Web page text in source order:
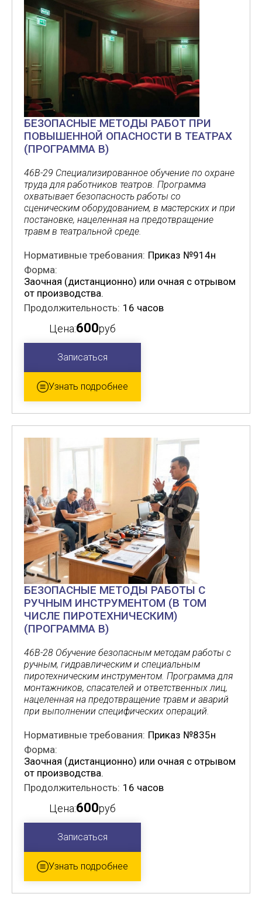
БЕЗОПАСНЫЕ МЕТОДЫ РАБОТ ПРИ
ПОВЫШЕННОЙ ОПАСНОСТИ В ТЕАТРАХ
(ПРОГРАММА В)
46В-29 Специализированное обучение по охране
труда для работников театров. Программа
охватывает безопасность работы со
сценическим оборудованием, в мастерских и при
постановке, нацеленная на предотвращение
травм в театральной среде.
Нормативные требования: Приказ №914н
Форма:
Заочная (дистанционно) или очная с отрывом
от производства.
Продолжительность: 16 часов
Цена:600руб
Записаться
Узнать подробнее
БЕЗОПАСНЫЕ МЕТОДЫ РАБОТЫ С
РУЧНЫМ ИНСТРУМЕНТОМ (В ТОМ
ЧИСЛЕ ПИРОТЕХНИЧЕСКИМ)
(ПРОГРАММА В)
46В-28 Обучение безопасным методам работы с
ручным, гидравлическим и специальным
пиротехническим инструментом. Программа для
монтажников, спасателей и ответственных лиц,
нацеленная на предотвращение травм и аварий
при выполнении специфических операций.
Нормативные требования: Приказ №835н
Форма:
Заочная (дистанционно) или очная с отрывом
от производства.
Продолжительность: 16 часов
Цена:600руб
Записаться
Узнать подробнее